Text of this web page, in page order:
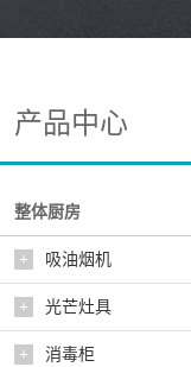
产品中心
整体厨房
+ 吸油烟机
+ 光芒灶具
+ 消毒柜